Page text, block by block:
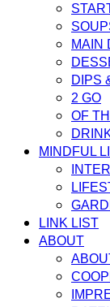
MAIN
DIPS
2 GO
OF
MINDFUL
LINK LIST
ABOUT